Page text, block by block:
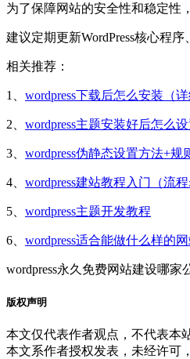
为了保障网站的安全性和稳定性，
建议定期更新WordPress核心程序
相关推荐：
1、 wordpress下载后怎么安装（详
2、 wordpress主题安装好后怎么
3、 wordpress伪静态设置方法+规
4、 wordpress建站教程入门（流程
5、 wordpress主题开发教程
6、 wordpress适合能做什么样的
wordpress永久免费网站建设哪家
版权声明
本文仅代表作者观点，不代表本
本文系作者授权发表，未经许可